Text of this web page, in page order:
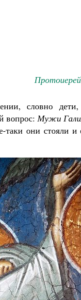
словно дети,
вопрос: Мужи
они стояли и